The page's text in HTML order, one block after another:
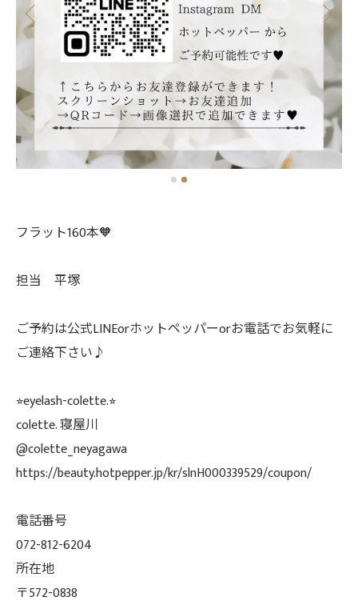
フラット160本🧡
担当 平塚
ご予約は公式LINEorホットペッパーorお電話でお気軽に
ご連絡下さい♪
⭐︎eyelash-colette.⭐︎
colette. 寝屋川
@colette_neyagawa
https://beauty.hotpepper.jp/kr/slnH000339529/coupon/
電話番号
072-812-6204
所在地
〒572-0838